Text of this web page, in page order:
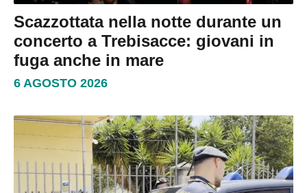
Scazzottata nella notte durante un
concerto a Trebisacce: giovani in
fuga anche in mare
6 AGOSTO 2026